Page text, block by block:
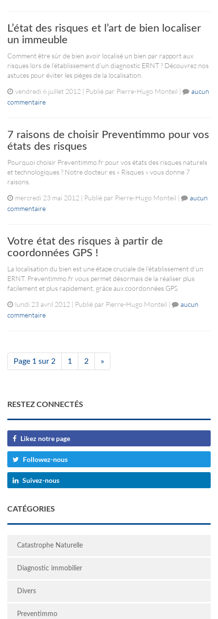
L’état des risques et l’art de bien localiser
un immeuble
Comment être sûr de bien avoir localisé un bien par rapport aux
risques lors de l’établissement d’un diagnostic ERNT ? Découvrez nos
astuces pour éviter les pièges de la localisation.
vendredi 6 juillet 2012 | Publié par Pierre-Hugo Monteil |
aucun
commentaire
7 raisons de choisir Preventimmo pour vos
états des risques
Pourquoi choisir Preventimmo.fr pour vos états des risques naturels
et technologiques ? Notre docteur es « Risques » vous donne 7
raisons.
mercredi 23 mai 2012 | Publié par Pierre-Hugo Monteil |
aucun
commentaire
Votre état des risques à partir de
coordonnées GPS !
La localisation du bien est une étape cruciale de l’établissement d’un
ERNT. Preventimmo.fr vous permet désormais de la réaliser plus
facilement et plus rapidement, grâce aux coordonnées GPS
lundi 23 avril 2012 | Publié par Pierre-Hugo Monteil |
aucun
commentaire
Page 1 sur 2 1 2 »
RESTEZ CONNECTÉS
Likez notre page
Followez-nous
Suivez-nous
CATÉGORIES
Catastrophe Naturelle
Diagnostic immobilier
Divers
Preventimmo